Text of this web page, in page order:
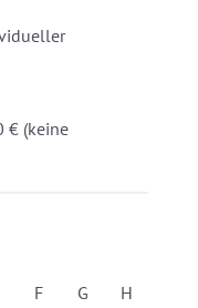
€ (keine
F
G
H